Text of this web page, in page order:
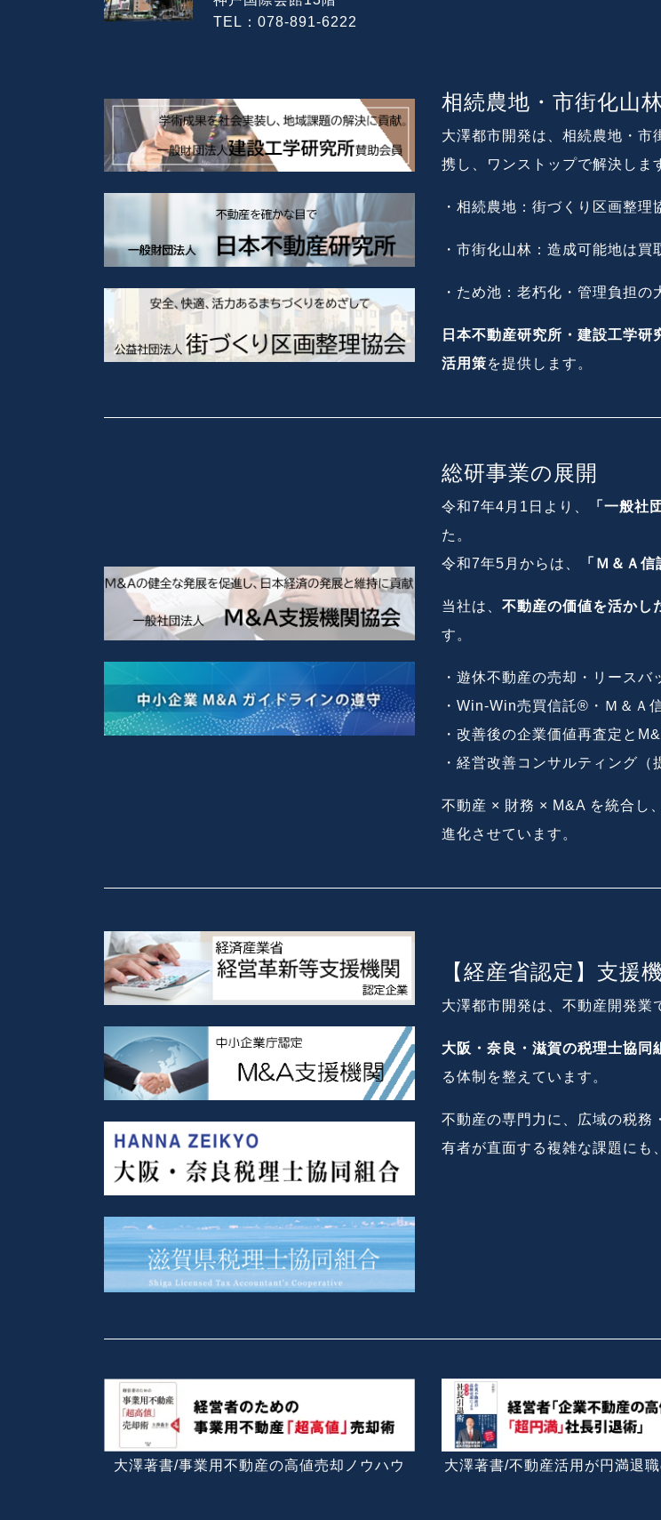
TEL：078-891-6222
相続農地・市街化山
大澤都市開発は、相続農地・市
携し、ワンストップで解決しま
・相続農地：街づくり区画整
・市街化山林：造成可能地は
・ため池：老朽化・管理負担
日本不動産研究所・建設工学研
活用策を提供します。
総研事業の展開
令和7年4月1日より、 「一般社
た。
令和7年5月からは、
「Ｍ＆Ａ信
当社は、 不動産の価値を活かし
す。
・遊休不動産の売却・リースバ
・Win-Win売買信託®・Ｍ＆Ａ
・改善後の企業価値再査定と
・経営改善コンサルティング（
不動産 × 財務 × M&A を統合し
進化させています。
【経産省認定】支援
大澤都市開発は、不動産開発業
大阪・奈良・滋賀の税理士協同
る体制を整えています。
不動産の専門力に、広域の税務
有者が直面する複雑な課題にも
大澤著書/事業用不動産の高値売却ノウハウ 大澤著書/不動産活用が円満退